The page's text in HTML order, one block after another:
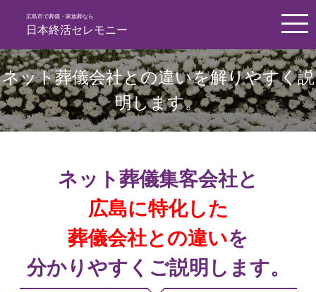
広島市で葬儀・家族葬なら
日本終活セレモニー
ネット葬儀会社との違いを解りやすく説
明します。
ネット葬儀集客会社と
広島に特化した
葬儀会社との違いを
分かりやすくご説明します。